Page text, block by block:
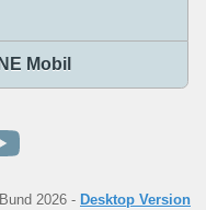
Mobil
2026 - Desktop Version